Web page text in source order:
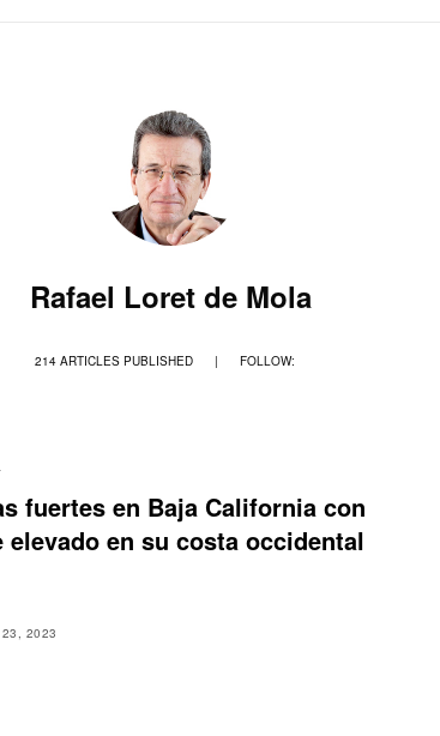
Rafael Loret de Mola
214 ARTICLES PUBLISHED | FOLLOW:
fuertes en Baja California con
elevado en su costa occidental
23, 2023